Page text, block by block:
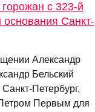
с 323-й
Санкт-
Александр
Бельский
Петербург,
Первым для